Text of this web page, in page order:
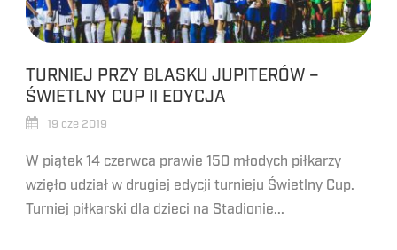
TURNIEJ PRZY BLASKU JUPITERÓW –
ŚWIETLNY CUP II EDYCJA
19 cze 2019
W piątek 14 czerwca prawie 150 młodych piłkarzy
wzięło udział w drugiej edycji turnieju Świetlny Cup.
Turniej piłkarski dla dzieci na Stadionie...